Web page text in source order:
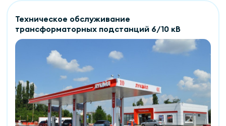
Техническое обслуживание
трансформаторных подстанций 6/10 кВ